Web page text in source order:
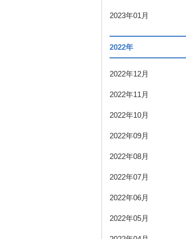
2023年01月
2022年
2022年12月
2022年11月
2022年10月
2022年09月
2022年08月
2022年07月
2022年06月
2022年05月